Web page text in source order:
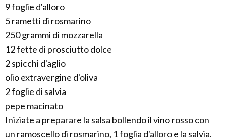
9 foglie d'alloro
5 rametti di rosmarino
250 grammi di mozzarella
12 fette di prosciutto dolce
2 spicchi d'aglio
olio extravergine d'oliva
2 foglie di salvia
pepe macinato
Iniziate a preparare la salsa bollendo il vino rosso con
un ramoscello di rosmarino, 1 foglia d'alloro e la salvia.